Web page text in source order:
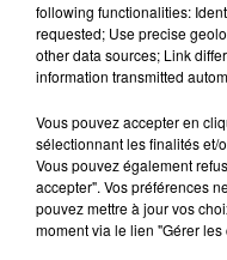
un chemin , l'aventure
encore mieux, ils
d'expériences
l'outil de voyage familiale
Cet élément est
dépôt de cookies
souhaitez l'afficher,
following functionalities:
requested; Use precise
other data sources; Link
information transmitted
Vous pouvez accepter en
sélectionnant les finalités et/
Vous pouvez également
accepter". Vos préférences
pouvez mettre à jour vos
moment via le lien "Gérer